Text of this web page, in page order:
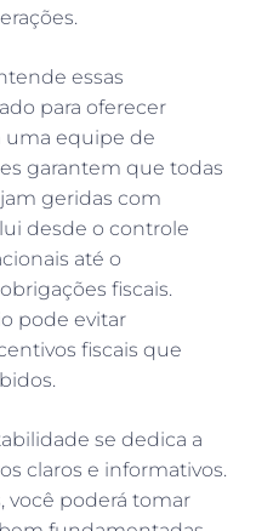
essas
para oferecer
uma equipe de
garantem que todas
geridas com
desde o controle
até o
fiscais.
pode evitar
fiscais que
se dedica a
claros e informativos.
você poderá tomar